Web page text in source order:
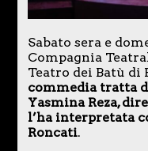
Sabato sera e
Compagnia
Teatro dei Batù di
commedia tratta
Yasmina Reza,
l’ha interpretata
Roncati.